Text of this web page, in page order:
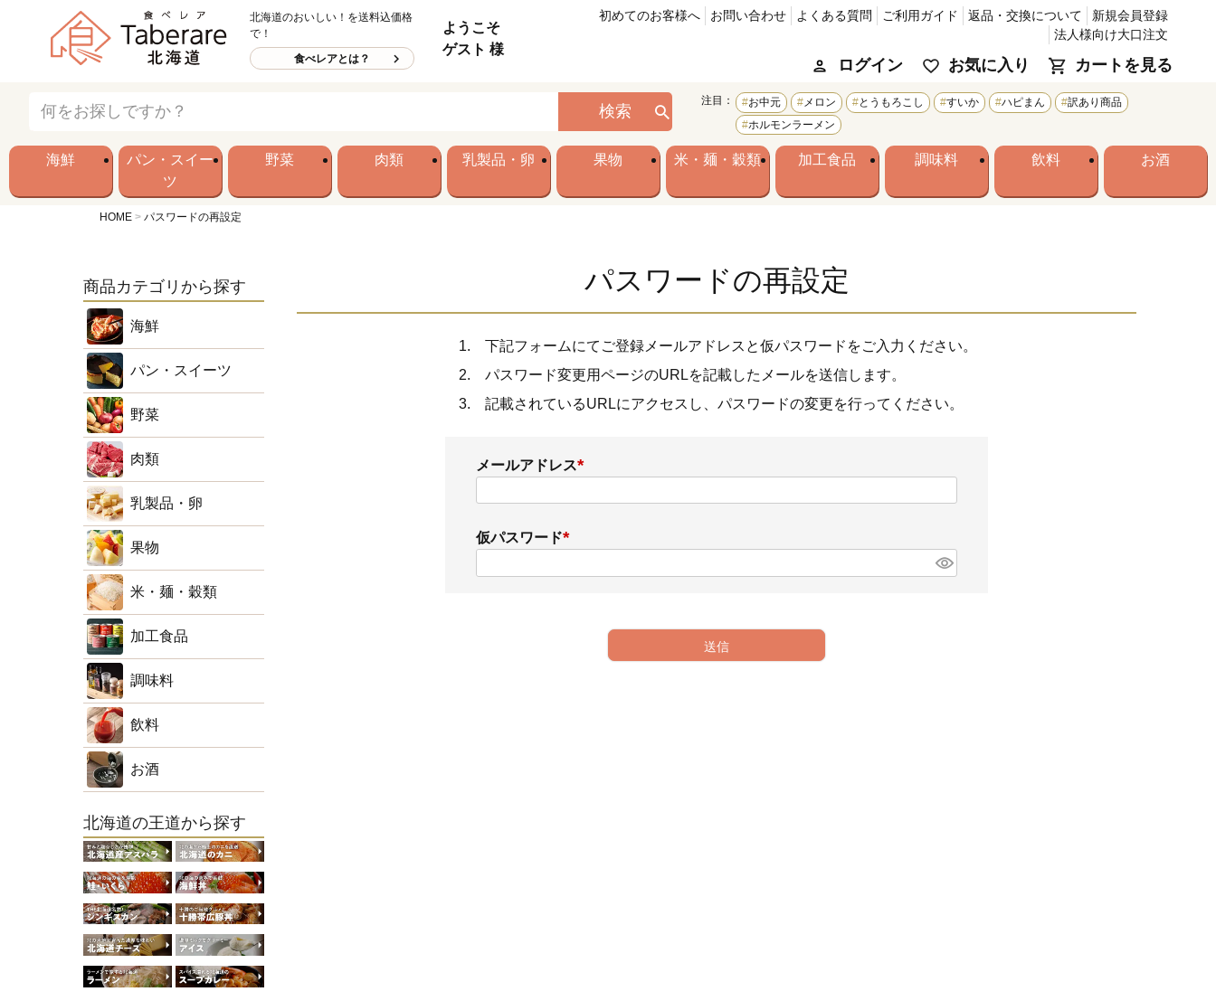
北海道のおいしい！を送料込価格
で！
食べレアとは？
ようこそ
ゲスト 様
初めてのお客様へ お問い合わせ よくある質問 ご利用ガイド 返品・交換について
新規会員登録
法人様向け大口注文
ログイン お気に入り カートを見る
検索
注目： お中元 メロン とうもろこし すいか ハピまん
訳あり商品
ホルモンラーメン
海鮮
パン・スイー
ツ
野菜 肉類 乳製品・卵 果物 米・麺・穀類 加工食品 調味料 飲料 お酒
HOME パスワードの再設定
商品カテゴリから探す
海鮮
パン・スイーツ
野菜
肉類
乳製品・卵
果物
米・麺・穀類
加工食品
調味料
飲料
お酒
北海道の王道から探す
パスワードの再設定
下記フォームにてご登録メールアドレスと仮パスワードをご入力ください。
パスワード変更用ページのURLを記載したメールを送信します。
記載されているURLにアクセスし、パスワードの変更を行ってください。
メールアドレス
)
仮パスワード
送信